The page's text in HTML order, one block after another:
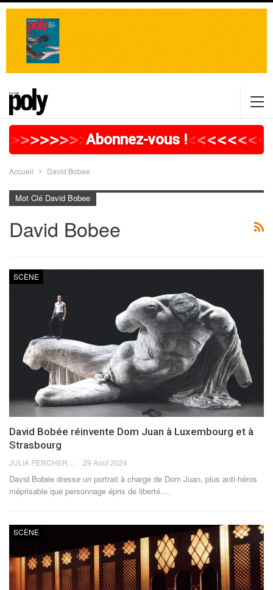
>>>>>>>>>>>>>>>>>
Abonnez-vous !<<<<<<<<
Accueil David Bobee
Mot Clé David Bobee
David Bobee
SCÈNE
David Bobée réinvente Dom Juan à Luxembourg et à
Strasbourg
29 Août 2024
David Bobée dresse un portrait à charge de Dom Juan, plus anti-héros
méprisable que personnage épris de liberté.…
SCÈNE